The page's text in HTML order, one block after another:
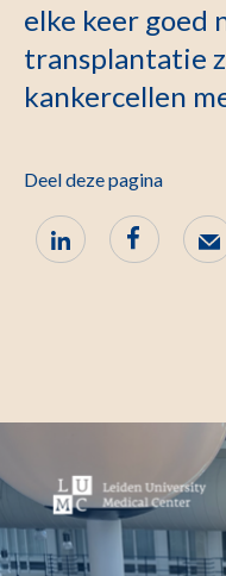
elke keer goed
transplantatie
kankercellen
Deel deze pagina